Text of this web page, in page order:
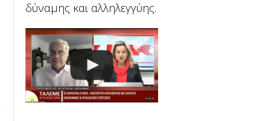
δύναμης και αλληλεγγύης.